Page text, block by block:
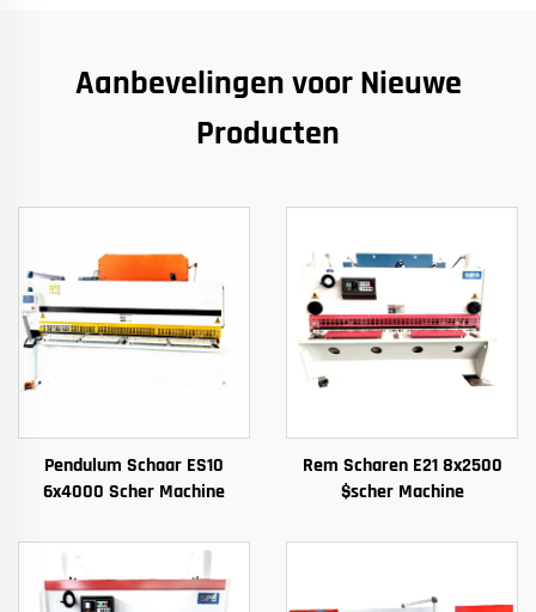
Aanbevelingen voor Nieuwe
Producten
Pendulum Schaar ES10
6x4000 Scher Machine
Rem Scharen E21 8x2500
$scher Machine